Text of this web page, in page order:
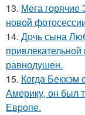
13. Мега
новой
14. Дочь сына
равнодушен.
15. Когда Бекхэм
Америку, он был
Европе.